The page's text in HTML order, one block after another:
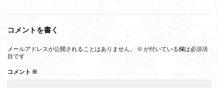
コメントを書く
メールアドレスが公開されることはありません。 ※ が付いている欄は必須項
目です
コメント ※